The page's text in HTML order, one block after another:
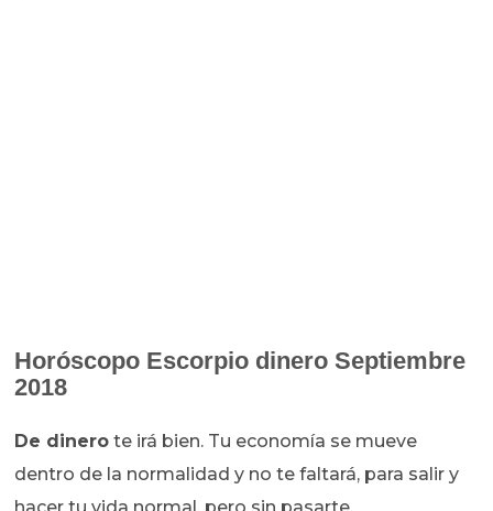
Horóscopo Escorpio dinero Septiembre
2018
De dinero te irá bien. Tu economía se mueve
dentro de la normalidad y no te faltará, para salir y